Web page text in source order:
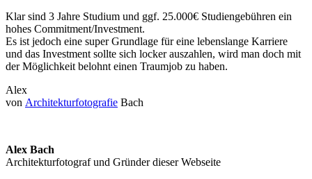
Klar sind 3 Jahre Studium und ggf. 25.000€ Studiengebühren ein
hohes Commitment/Investment.
Es ist jedoch eine super Grundlage für eine lebenslange Karriere
und das Investment sollte sich locker auszahlen, wird man doch mit
der Möglichkeit belohnt einen Traumjob zu haben.
Alex
von Architekturfotografie Bach
Alex Bach
Architekturfotograf und Gründer dieser Webseite